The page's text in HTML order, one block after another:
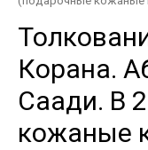
Корана.
Саади. В
кожаные